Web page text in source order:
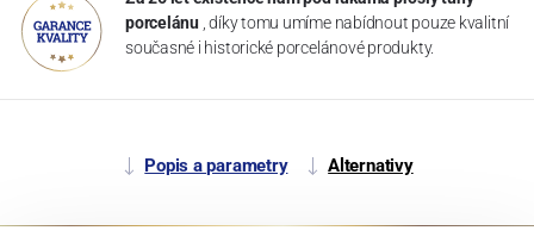
porcelánu , díky tomu umíme nabídnout pouze kvalitní
současné i historické porcelánové produkty.
Popis a parametry Alternativy